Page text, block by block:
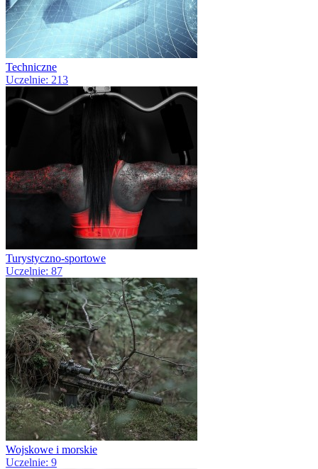
Techniczne
Uczelnie: 213
Turystyczno-sportowe
Uczelnie: 87
Wojskowe i morskie
Uczelnie: 9